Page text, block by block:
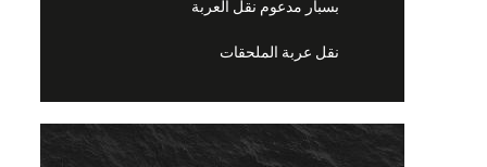
بسبار مدعوم نقل العربة
نقل عربة الملحقات